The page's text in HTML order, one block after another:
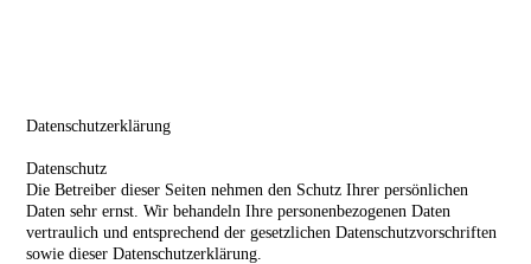
Datenschutzerklärung
Datenschutz
Die Betreiber dieser Seiten nehmen den Schutz Ihrer persönlichen
Daten sehr ernst. Wir behandeln Ihre personenbezogenen Daten
vertraulich und entsprechend der gesetzlichen Datenschutzvorschriften
sowie dieser Datenschutzerklärung.